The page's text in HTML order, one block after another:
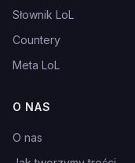
Słownik LoL
Countery
Meta LoL
O NAS
O nas